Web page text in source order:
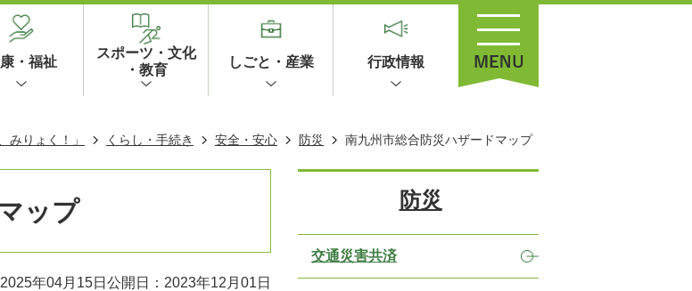
・福祉
スポーツ・文化
・教育
しごと・産業 行政情報
みりょく！」 くらし・手続き 安全・安心 防災 南九州市総合防災ハザードマップ
ップ
年04月15日 公開日：2023年12月01日
防災
交通災害共済